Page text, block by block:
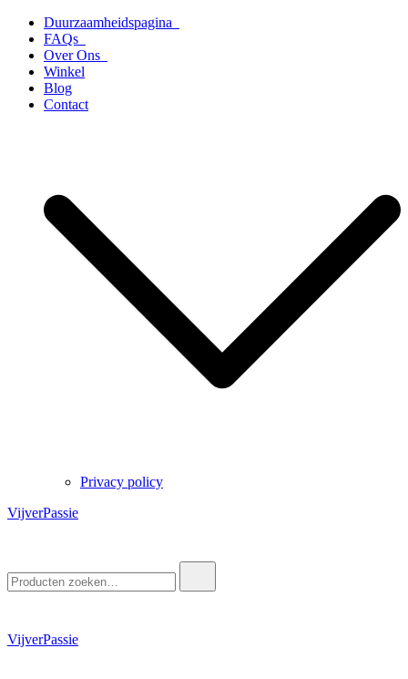
naar
inhoud
Duurzaamheidspagina
FAQs
Over Ons
Winkel
Blog
Contact
Privacy policy
VijverPassie
naar:
VijverPassie